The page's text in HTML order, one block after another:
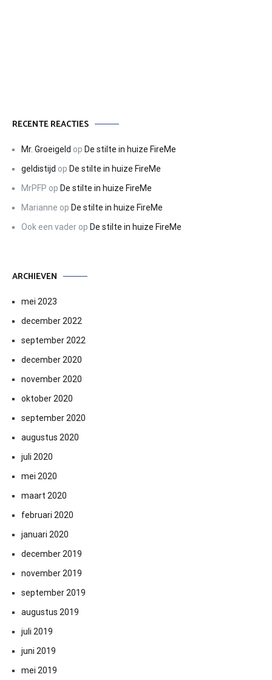
RECENTE REACTIES
Mr. Groeigeld op De stilte in huize FireMe
geldistijd op De stilte in huize FireMe
MrPFP op De stilte in huize FireMe
Marianne op De stilte in huize FireMe
Ook een vader op De stilte in huize FireMe
ARCHIEVEN
mei 2023
december 2022
september 2022
december 2020
november 2020
oktober 2020
september 2020
augustus 2020
juli 2020
mei 2020
maart 2020
februari 2020
januari 2020
december 2019
november 2019
september 2019
augustus 2019
juli 2019
juni 2019
mei 2019